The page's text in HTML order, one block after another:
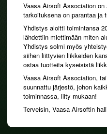
Vaasa Airsoft Association
tarkoituksena on parantaa ja
Yhdistys aloitti toimintansa
lähdettiin miettimään miten
Yhdistys solmi myös
siihen liittyvien liikkeiden
ostaa tuotteita kyseisistä
Vaasa Airsoft Association,
suunnattu järjestö, johon
toiminnassa, liity mukaan!
Terveisin, Vaasa Airsoftin